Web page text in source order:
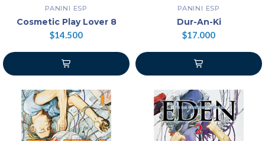
PANINI ESP
Cosmetic Play Lover 8
$14.500
PANINI ESP
Dur-An-Ki
$17.000